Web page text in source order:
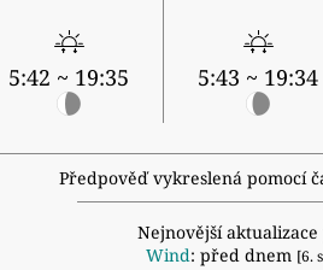
5:42 ~ 19:35 5:43 ~ 19:34
Předpověď vykreslená pomocí
Nejnovější
Wind: před dnem [6.